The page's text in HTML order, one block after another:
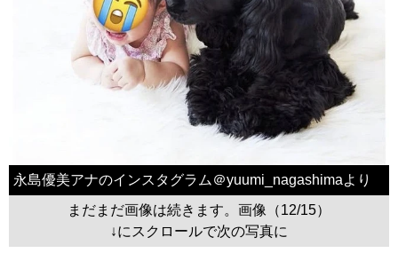
永島優美アナのインスタグラム＠yuumi_nagashimaより
まだまだ画像は続きます。画像（12/15）
↓にスクロールで次の写真に